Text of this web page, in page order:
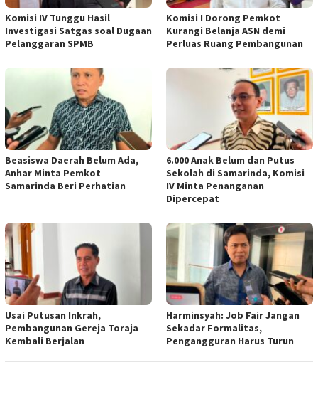
Komisi IV Tunggu Hasil
Investigasi Satgas soal Dugaan
Pelanggaran SPMB
Komisi I Dorong Pemkot
Kurangi Belanja ASN demi
Perluas Ruang Pembangunan
Beasiswa Daerah Belum Ada,
Anhar Minta Pemkot
Samarinda Beri Perhatian
6.000 Anak Belum dan Putus
Sekolah di Samarinda, Komisi
IV Minta Penanganan
Dipercepat
Usai Putusan Inkrah,
Pembangunan Gereja Toraja
Kembali Berjalan
Harminsyah: Job Fair Jangan
Sekadar Formalitas,
Pengangguran Harus Turun